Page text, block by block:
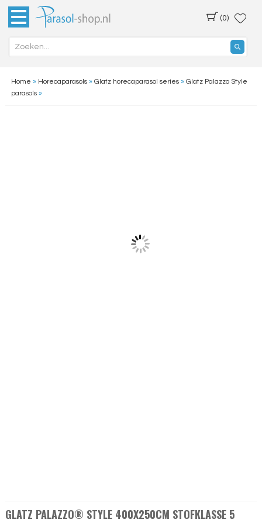
(0)
Home » Horecaparasols» Glatz horecaparasol series» Glatz Palazzo Style
parasols»
GLATZ PALAZZO® STYLE 400X250CM STOFKLASSE 5